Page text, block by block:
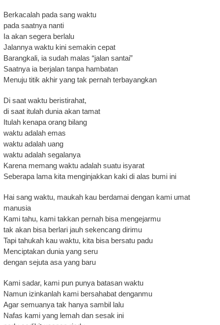
Berkacalah pada sang waktu
pada saatnya nanti
Ia akan segera berlalu
Jalannya waktu kini semakin cepat
Barangkali, ia sudah malas “jalan santai”
Saatnya ia berjalan tanpa hambatan
Menuju titik akhir yang tak pernah terbayangkan
Di saat waktu beristirahat,
di saat itulah dunia akan tamat
Itulah kenapa orang bilang
waktu adalah emas
waktu adalah uang
waktu adalah segalanya
Karena memang waktu adalah suatu isyarat
Seberapa lama kita menginjakkan kaki di alas bumi ini
Hai sang waktu, maukah kau berdamai dengan kami umat
manusia
Kami tahu, kami takkan pernah bisa mengejarmu
tak akan bisa berlari jauh sekencang dirimu
Tapi tahukah kau waktu, kita bisa bersatu padu
Menciptakan dunia yang seru
dengan sejuta asa yang baru
Kami sadar, kami pun punya batasan waktu
Namun izinkanlah kami bersahabat denganmu
Agar semuanya tak hanya sambil lalu
Nafas kami yang lemah dan sesak ini